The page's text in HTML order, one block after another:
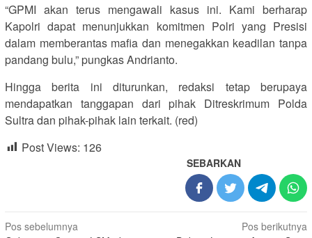
“GPMI akan terus mengawali kasus ini. Kami berharap
Kapolri dapat menunjukkan komitmen Polri yang Presisi
dalam memberantas mafia dan menegakkan keadilan tanpa
pandang bulu,” pungkas Andrianto.
Hingga berita ini diturunkan, redaksi tetap berupaya
mendapatkan tanggapan dari pihak Ditreskrimum Polda
Sultra dan pihak-pihak lain terkait. (red)
Post Views: 126
SEBARKAN
Navigasi
Pos sebelumnya
Pos berikutnya